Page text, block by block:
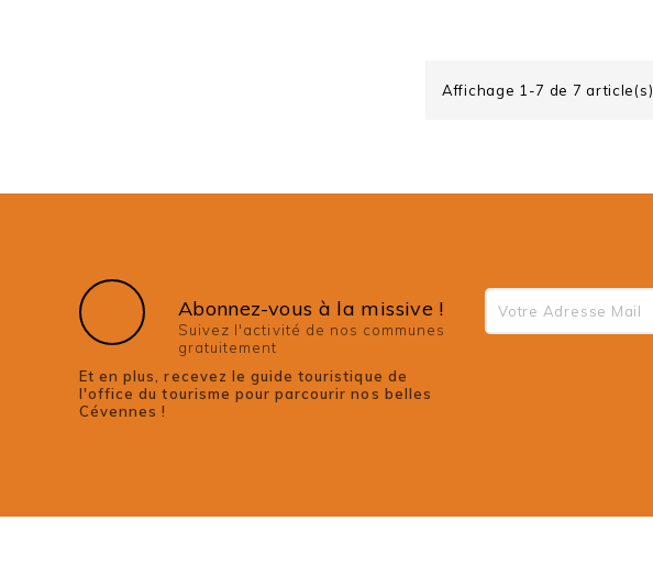
Affichage 1-7 de 7 article(s)
Abonnez-vous à la missive !
Suivez l'activité de nos communes
gratuitement
Et en plus, recevez le guide touristique de
l'office du tourisme pour parcourir nos belles
Cévennes !